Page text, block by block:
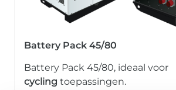
Battery Pack 45/80
Battery Pack 45/80, ideaal voor
cycling toepassingen.